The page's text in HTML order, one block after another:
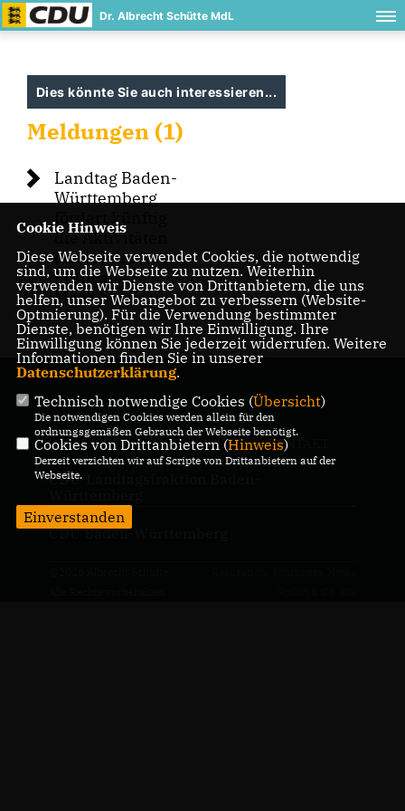
Dr. Albrecht Schütte MdL
Dies könnte Sie auch interessieren...
Meldungen (1)
Landtag Baden-
Württemberg
fördert künftig
die Aktivitäten
des Institut
Français
Mannheim
IMPRESSUM DATENSCHUTZ KONTAKT
CDU-Landtagsfraktion Baden-
CDU Baden-Württemberg
Cookie Hinweis
Diese Webseite verwendet Cookies, die notwendig
sind, um die Webseite zu nutzen. Weiterhin
verwenden wir Dienste von Drittanbietern, die uns
helfen, unser Webangebot zu verbessern (Website-
Optmierung). Für die Verwendung bestimmter
Dienste, benötigen wir Ihre Einwilligung. Ihre
Einwilligung können Sie jederzeit widerrufen. Weitere
Informationen finden Sie in unserer
Datenschutzerklärung.
Technisch notwendige Cookies (Übersicht)
Die notwendigen Cookies werden allein für den
ordnungsgemäßen Gebrauch der Webseite benötigt.
Cookies von Drittanbietern (Hinweis)
Derzeit verzichten wir auf Scripte von Drittanbietern auf der
Webseite.
Einverstanden